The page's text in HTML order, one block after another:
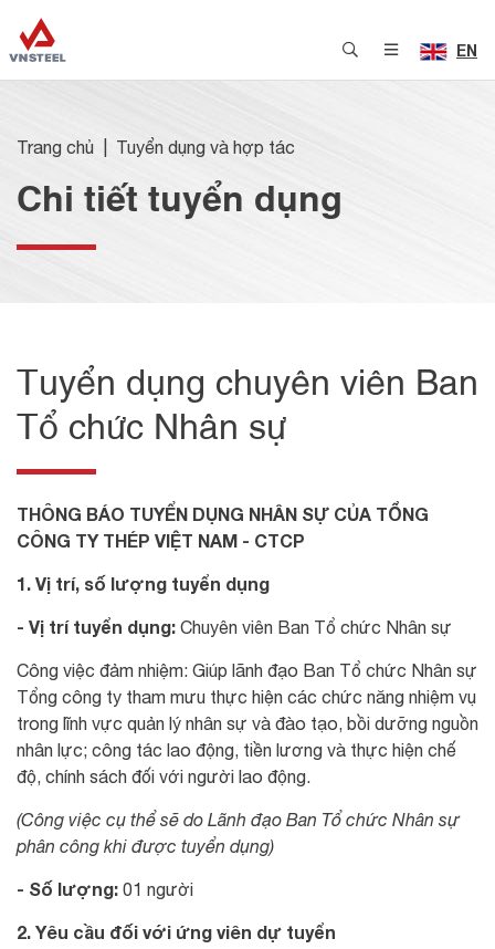
EN
Trang chủ Tuyển dụng và hợp tác
Chi tiết tuyển dụng
Tuyển dụng chuyên viên Ban
Tổ chức Nhân sự
THÔNG BÁO TUYỂN DỤNG NHÂN SỰ CỦA TỔNG
CÔNG TY THÉP VIỆT NAM - CTCP
1. Vị trí, số lượng tuyển dụng
- Vị trí tuyển dụng: Chuyên viên Ban Tổ chức Nhân sự
Công việc đảm nhiệm: Giúp lãnh đạo Ban Tổ chức Nhân sự
Tổng công ty tham mưu thực hiện các chức năng nhiệm vụ
trong lĩnh vực quản lý nhân sự và đào tạo, bồi dưỡng nguồn
nhân lực; công tác lao động, tiền lương và thực hiện chế
độ, chính sách đối với người lao động.
(Công việc cụ thể sẽ do Lãnh đạo Ban Tổ chức Nhân sự
phân công khi được tuyển dụng)
- Số lượng: 01 người
2. Yêu cầu đối với ứng viên dự tuyển